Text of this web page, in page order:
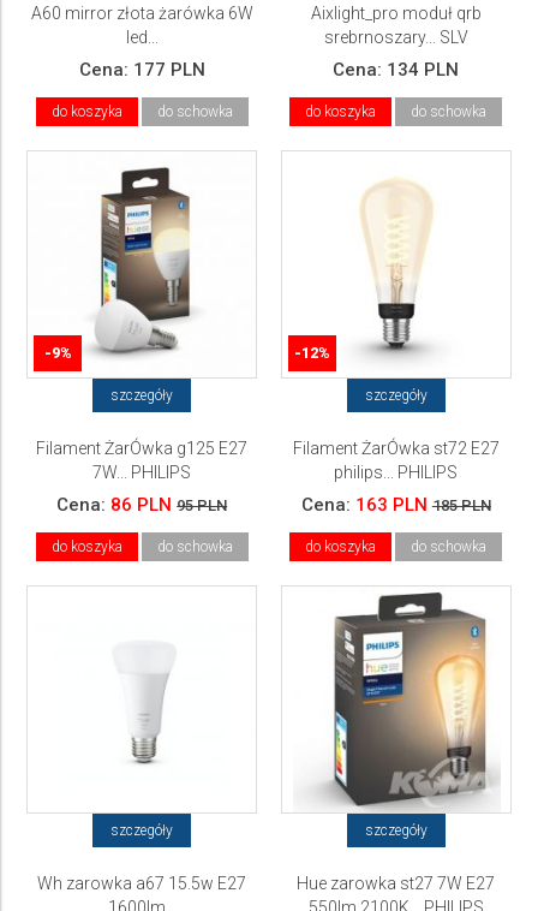
A60 mirror złota żarówka 6W
led...
Cena: 177 PLN
do koszyka do schowka
Aixlight_pro moduł qrb
srebrnoszary... SLV
Cena: 134 PLN
do koszyka do schowka
-9%
szczegóły
Filament ŻarÓwka g125 E27
7W... PHILIPS
Cena: 86 PLN 95 PLN
do koszyka do schowka
-12%
szczegóły
Filament ŻarÓwka st72 E27
philips... PHILIPS
Cena: 163 PLN 185 PLN
do koszyka do schowka
szczegóły
Wh zarowka a67 15.5w E27
szczegóły
Hue zarowka st27 7W E27